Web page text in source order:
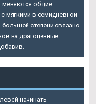
общие
мягкими в семидневной
большей степени связано
на драгоценные
начинать